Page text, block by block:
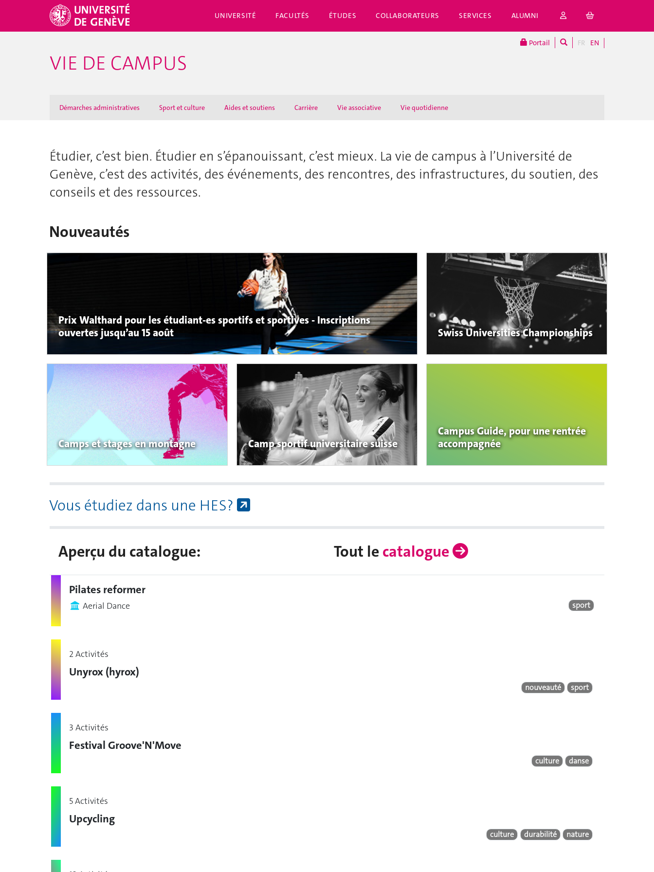
UNIVERSITÉ FACULTÉS ÉTUDES COLLABORATEURS SERVICES ALUMNI
Portail FR EN
VIE DE CAMPUS
Démarches administratives Sport et culture Aides et soutiens Carrière Vie associative Vie quotidienne
Étudier, c’est bien. Étudier en s’épanouissant, c’est mieux. La vie de campus à l’Université de
Genève, c’est des activités, des événements, des rencontres, des infrastructures, du soutien, des
conseils et des ressources.
Nouveautés
Prix Walthard pour les étudiant‑es sportifs et sportives - Inscriptions
ouvertes jusqu’au 15 août
Swiss Universities Championships
Camps et stages en montagne Camp sportif universitaire suisse
Campus Guide, pour une rentrée
accompagnée
Vous étudiez dans une HES?
Aperçu du catalogue: Tout lecatalogue
Pilates reformer
Aerial Dance sport
2 Activités
Unyrox (hyrox)
nouveauté sport
3 Activités
Festival Groove'N'Move
culture danse
5 Activités
Upcycling
culture durabilité nature